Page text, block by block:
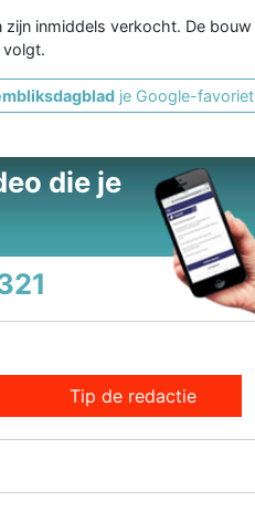
zijn inmiddels verkocht. De bouw
je Google-favoriet
die je
Tip de redactie